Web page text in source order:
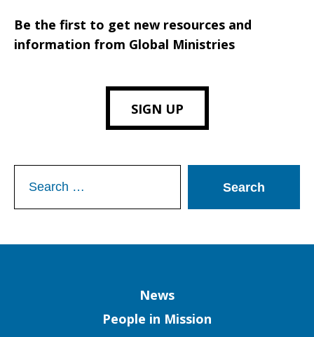
Be the first to get new resources and
information from Global Ministries
SIGN UP
for:
News
People in Mission